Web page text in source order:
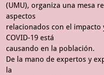
(UMU), organiza una mesa
aspectos
relacionados con el impacto
COVID-19 está
causando en la población.
De la mano de expertos y
la